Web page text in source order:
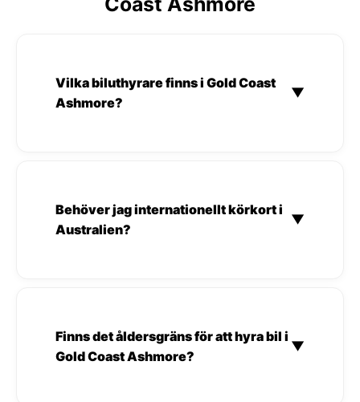
Vilka biluthyrare finns i Gold Coast
Ashmore?
▼
Behöver jag internationellt körkort i
Australien?
▼
Finns det åldersgräns för att hyra bil i
Gold Coast Ashmore?
▼